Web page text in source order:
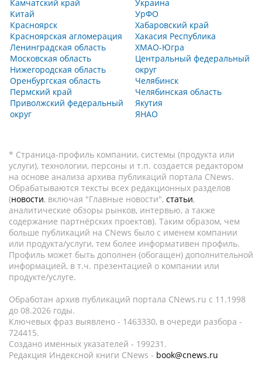
Камчатский край
Китай
Красноярск
Красноярская агломерация
Ленинградская область
Московская область
Нижегородская область
Оренбургская область
Пермский край
Приволжский федеральный
округ
Украина
УрФО
Хабаровский край
Хакасия Республика
ХМАО-Югра
Центральный федеральный
округ
Челябинск
Челябинская область
Якутия
ЯНАО
* Страница-профиль компании, системы (продукта или
услуги), технологии, персоны и т.п. создается редактором
на основе анализа архива публикаций портала CNews.
Обрабатываются тексты всех редакционных разделов
(новости, включая "Главные новости", статьи,
аналитические обзоры рынков, интервью, а также
содержание партнёрских проектов). Таким образом, чем
больше публикаций на CNews было с именем компании
или продукта/услуги, тем более информативен профиль.
Профиль может быть дополнен (обогащен) дополнительной
информацией, в т.ч. презентацией о компании или
продукте/услуге.
Обработан архив публикаций портала CNews.ru c 11.1998
до 08.2026 годы.
Ключевых фраз выявлено - 1463330, в очереди разбора -
724415.
Создано именных указателей - 199231.
Редакция Индексной книги CNews - book@cnews.ru